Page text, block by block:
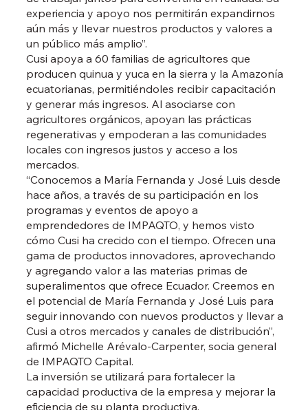
experiencia y apoyo nos permitirán expandirnos
aún más y llevar nuestros productos y valores a
un público más amplio”.
Cusi apoya a 60 familias de agricultores que
producen quinua y yuca en la sierra y la Amazonía
ecuatorianas, permitiéndoles recibir capacitación
y generar más ingresos. Al asociarse con
agricultores orgánicos, apoyan las prácticas
regenerativas y empoderan a las comunidades
locales con ingresos justos y acceso a los
mercados.
“Conocemos a María Fernanda y José Luis desde
hace años, a través de su participación en los
programas y eventos de apoyo a
emprendedores de IMPAQTO, y hemos visto
cómo Cusi ha crecido con el tiempo. Ofrecen una
gama de productos innovadores, aprovechando
y agregando valor a las materias primas de
superalimentos que ofrece Ecuador. Creemos en
el potencial de María Fernanda y José Luis para
seguir innovando con nuevos productos y llevar a
Cusi a otros mercados y canales de distribución”,
afirmó Michelle Arévalo-Carpenter, socia general
de IMPAQTO Capital.
La inversión se utilizará para fortalecer la
capacidad productiva de la empresa y mejorar la
eficiencia de su planta productiva.